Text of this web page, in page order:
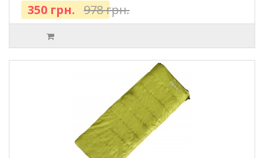
350 грн. 978 грн.